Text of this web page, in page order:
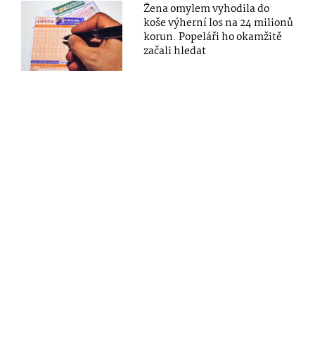
Žena omylem vyhodila do
koše výherní los na 24 milionů
korun. Popeláři ho okamžitě
začali hledat